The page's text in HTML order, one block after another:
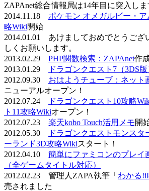
ZAPAnet総合情報局は14年目に突入しま
2014.11.18 ポケモン オメガルビー・
略Wiki開始
2014.01.01 あけましておめでとうござ
しくお願いします。
2013.02.29 PHP関数検索：ZAPAnet作
2013.01.29
ドラゴンクエスト7（3DS
2012.09.30 おはようチューブ：ネット
ニューアルオープン！
2012.07.24
ドラゴンクエスト10攻略
ト11攻略Wikiオープン！
2012.07.23 楽天kobo Touch活用メモ開
2012.05.30
ドラゴンクエストモンスタ
ーランド3D攻略Wikiスタート！
2012.04.10 簡単にファミコンのプレイ
（全ゲームタイトル対応）
2012.02.23 管理人ZAPA執筆「 わかる
売されました